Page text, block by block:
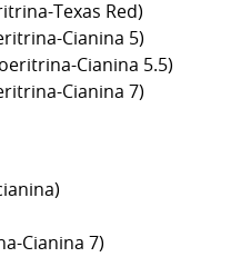
Texas Red)
Cianina 5)
Cianina 5.5)
Cianina 7)
Cianina 7)